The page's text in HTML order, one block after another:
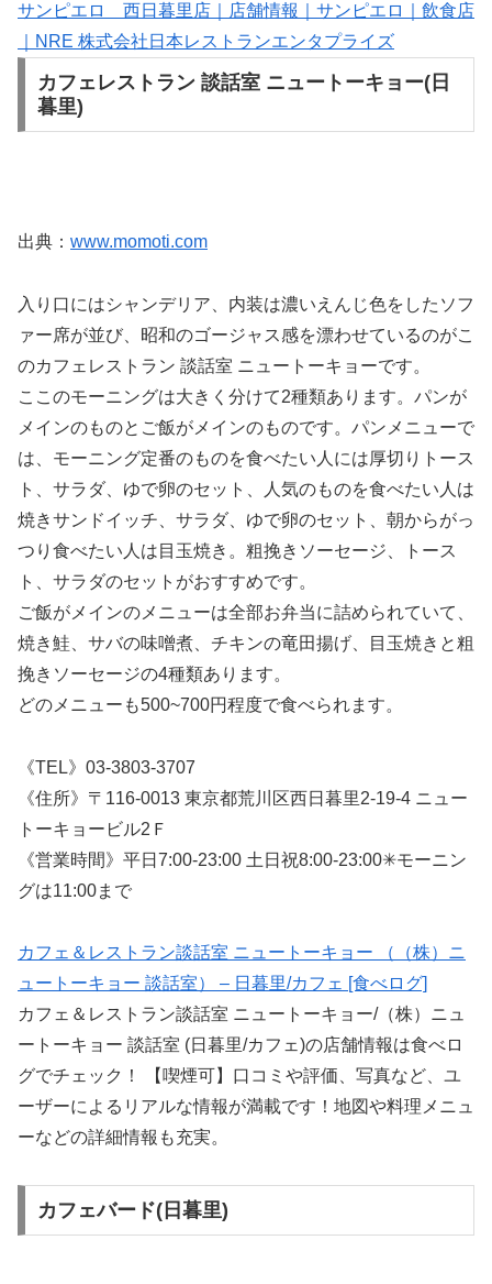
サンピエロ 西日暮里店｜店舗情報｜サンピエロ｜飲食店
｜NRE 株式会社日本レストランエンタプライズ
カフェレストラン 談話室 ニュートーキョー(日
暮里)
出典： www.momoti.com
入り口にはシャンデリア、内装は濃いえんじ色をしたソフ
ァー席が並び、昭和のゴージャス感を漂わせているのがこ
のカフェレストラン 談話室 ニュートーキョーです。
ここのモーニングは大きく分けて2種類あります。パンが
メインのものとご飯がメインのものです。パンメニューで
は、モーニング定番のものを食べたい人には厚切りトース
ト、サラダ、ゆで卵のセット、人気のものを食べたい人は
焼きサンドイッチ、サラダ、ゆで卵のセット、朝からがっ
つり食べたい人は目玉焼き。粗挽きソーセージ、トース
ト、サラダのセットがおすすめです。
ご飯がメインのメニューは全部お弁当に詰められていて、
焼き鮭、サバの味噌煮、チキンの竜田揚げ、目玉焼きと粗
挽きソーセージの4種類あります。
どのメニューも500~700円程度で食べられます。
《TEL》03-3803-3707
《住所》〒116-0013 東京都荒川区西日暮里2-19-4 ニュー
トーキョービル2Ｆ
《営業時間》平日7:00-23:00 土日祝8:00-23:00✳︎モーニン
グは11:00まで
カフェ＆レストラン談話室 ニュートーキョー （（株）ニ
ュートーキョー 談話室） – 日暮里/カフェ [食べログ]
カフェ＆レストラン談話室 ニュートーキョー/（株）ニュ
ートーキョー 談話室 (日暮里/カフェ)の店舗情報は食べロ
グでチェック！ 【喫煙可】口コミや評価、写真など、ユ
ーザーによるリアルな情報が満載です！地図や料理メニュ
ーなどの詳細情報も充実。
カフェバード(日暮里)